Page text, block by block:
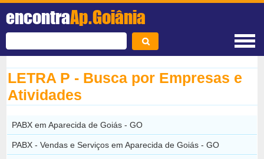
encontraAp.Goiânia
LETRA P - Busca por Empresas e
Atividades
PABX em Aparecida de Goiás - GO
PABX - Vendas e Serviços em Aparecida de Goiás - GO